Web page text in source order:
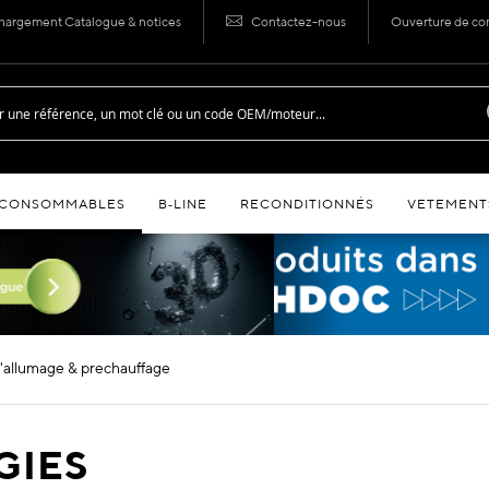
Catalogue & notices Contactez-nous Ouverture de
B‑LINE RECONDITIONNÉS
& prechauffage